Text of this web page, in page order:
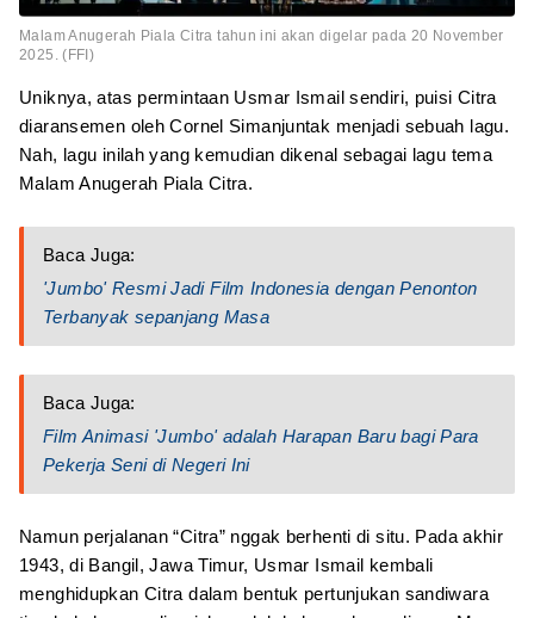
Malam Anugerah Piala Citra tahun ini akan digelar pada 20 November
2025. (FFI)
Uniknya, atas permintaan Usmar Ismail sendiri, puisi Citra
diaransemen oleh Cornel Simanjuntak menjadi sebuah lagu.
Nah, lagu inilah yang kemudian dikenal sebagai lagu tema
Malam Anugerah Piala Citra.
Baca Juga:
'Jumbo' Resmi Jadi Film Indonesia dengan Penonton
Terbanyak sepanjang Masa
Baca Juga:
Film Animasi 'Jumbo' adalah Harapan Baru bagi Para
Pekerja Seni di Negeri Ini
Namun perjalanan “Citra” nggak berhenti di situ. Pada akhir
1943, di Bangil, Jawa Timur, Usmar Ismail kembali
menghidupkan Citra dalam bentuk pertunjukan sandiwara